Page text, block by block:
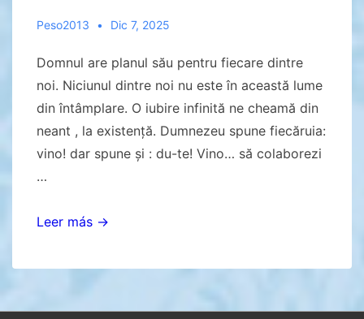
Peso2013 Dic 7, 2025
Domnul are planul său pentru fiecare dintre
noi. Niciunul dintre noi nu este în această lume
din întâmplare. O iubire infinită ne cheamă din
neant , la existență. Dumnezeu spune fiecăruia:
vino! dar spune și : du-te! Vino… să colaborezi
…
Reflecții
ajunul
Zămisliri”.
Leer más →